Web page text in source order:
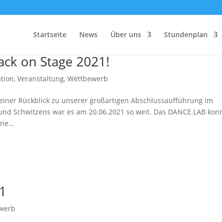
Startseite News Über uns Stundenplan
on Stage 2021!
, Veranstaltung, Wettbewerb
Rückblick zu unserer großartigen Abschlussaufführung im
Schwitzens war es am 20.06.2021 so weit. Das DANCE.LAB